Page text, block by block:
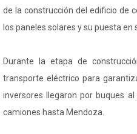
de la construcción del edificio de
los paneles solares y su puesta en
Durante la etapa de
transporte eléctrico para
inversores llegaron por buques
camiones hasta Mendoza.